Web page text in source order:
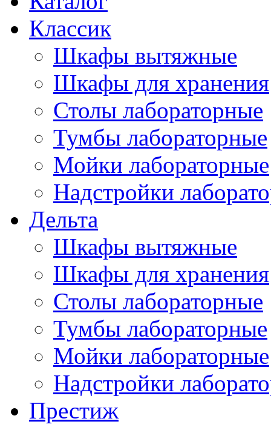
Классик
Шкафы вытяжные
Шкафы для хранения
Столы лабораторные
Тумбы лабораторные
Мойки лабораторные
Надстройки
Дельта
Шкафы вытяжные
Шкафы для хранения
Столы лабораторные
Тумбы лабораторные
Мойки лабораторные
Надстройки
Престиж